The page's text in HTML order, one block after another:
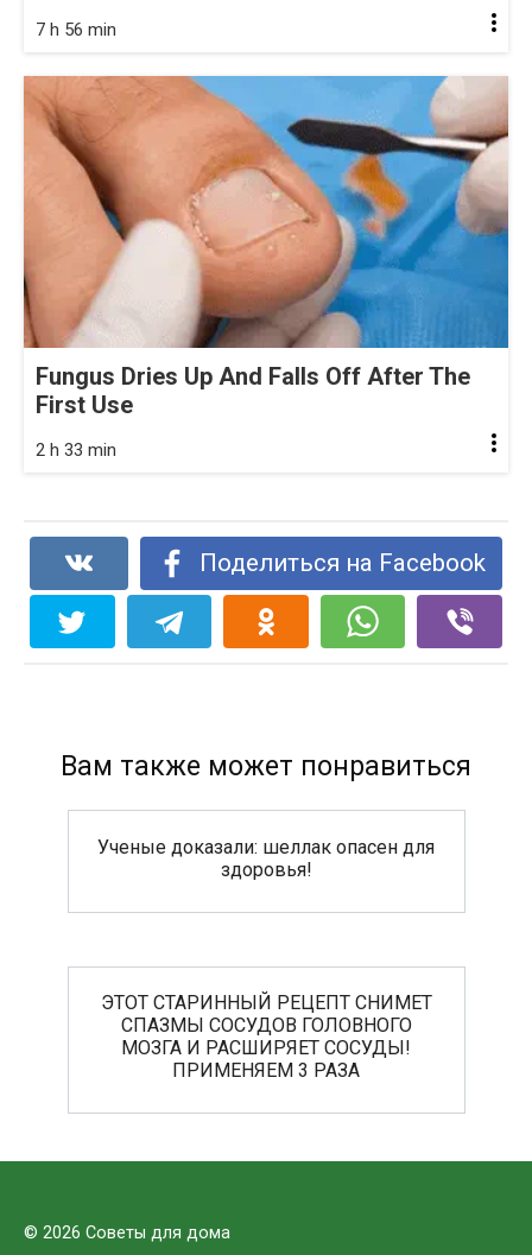
7 h 56 min
Fungus Dries Up And Falls Off After The
First Use
2 h 33 min
Поделиться на Facebook
Вам также может понравиться
Ученые доказали: шеллак опасен для
здоровья!
ЭТОТ СТАРИННЫЙ РЕЦЕПТ СНИМЕТ
СПАЗМЫ СОСУДОВ ГОЛОВНОГО
МОЗГА И РАСШИРЯЕТ СОСУДЫ!
ПРИМЕНЯЕМ 3 РАЗА
© 2026 Советы для дома